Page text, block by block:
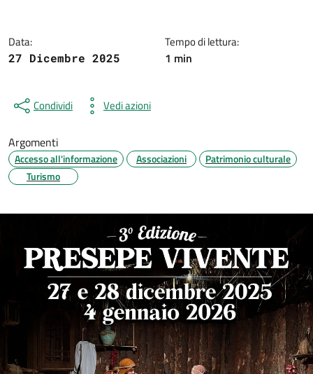
Data:
27 Dicembre 2025
Tempo di lettura:
1 min
Condividi Vedi azioni
Argomenti
Accesso all'informazione Associazioni
Patrimonio culturale
Turismo